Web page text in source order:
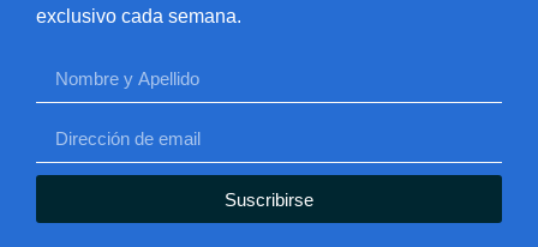
exclusivo cada semana.
Suscribirse